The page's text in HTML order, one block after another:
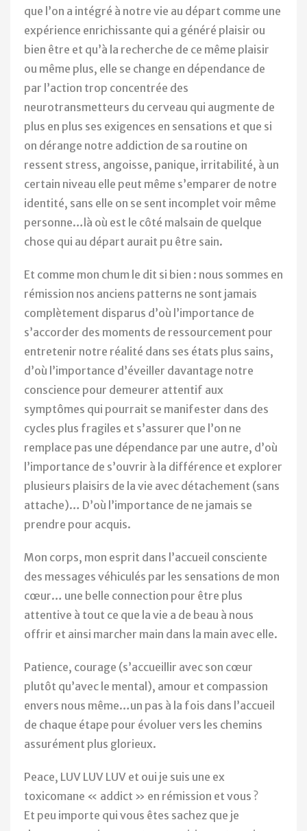
que l’on a intégré à notre vie au départ comme une
expérience enrichissante qui a généré plaisir ou
bien être et qu’à la recherche de ce même plaisir
ou même plus, elle se change en dépendance de
par l’action trop concentrée des
neurotransmetteurs du cerveau qui augmente de
plus en plus ses exigences en sensations et que si
on dérange notre addiction de sa routine on
ressent stress, angoisse, panique, irritabilité, à un
certain niveau elle peut même s’emparer de notre
identité, sans elle on se sent incomplet voir même
personne…là où est le côté malsain de quelque
chose qui au départ aurait pu être sain.
Et comme mon chum le dit si bien : nous sommes en
rémission nos anciens patterns ne sont jamais
complètement disparus d’où l’importance de
s’accorder des moments de ressourcement pour
entretenir notre réalité dans ses états plus sains,
d’où l’importance d’éveiller davantage notre
conscience pour demeurer attentif aux
symptômes qui pourrait se manifester dans des
cycles plus fragiles et s’assurer que l’on ne
remplace pas une dépendance par une autre, d’où
l’importance de s’ouvrir à la différence et explorer
plusieurs plaisirs de la vie avec détachement (sans
attache)… D’où l’importance de ne jamais se
prendre pour acquis.
Mon corps, mon esprit dans l’accueil consciente
des messages véhiculés par les sensations de mon
cœur… une belle connection pour être plus
attentive à tout ce que la vie a de beau à nous
offrir et ainsi marcher main dans la main avec elle.
Patience, courage (s’accueillir avec son cœur
plutôt qu’avec le mental), amour et compassion
envers nous même…un pas à la fois dans l’accueil
de chaque étape pour évoluer vers les chemins
assurément plus glorieux.
Peace, LUV LUV LUV et oui je suis une ex
toxicomane « addict » en rémission et vous ?
Et peu importe qui vous êtes sachez que je